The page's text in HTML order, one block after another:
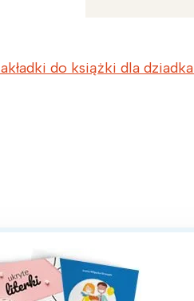
do książki dla